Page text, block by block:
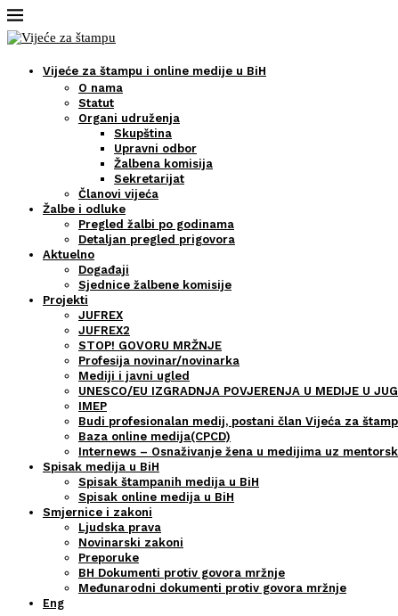
Vijeće za štampu i online medije u BiH
O nama
Statut
Organi udruženja
Skupština
Upravni odbor
Žalbena komisija
Sekretarijat
Članovi vijeća
Žalbe i odluke
Pregled žalbi po godinama
Detaljan pregled prigovora
Aktuelno
Događaji
Sjednice žalbene komisije
Projekti
JUFREX
JUFREX2
STOP! GOVORU MRŽNJE
Profesija novinar/novinarka
Mediji i javni ugled
UNESCO/EU IZGRADNJA POVJERENJA U MEDIJE U
IMEP
Budi profesionalan medij, postani član Vijeća za
Baza online medija(CPCD)
Internews – Osnaživanje žena u medijima uz
Spisak medija u BiH
Spisak štampanih medija u BiH
Spisak online medija u BiH
Smjernice i zakoni
Ljudska prava
Novinarski zakoni
Preporuke
BH Dokumenti protiv govora mržnje
Međunarodni dokumenti protiv govora mržnje
Eng